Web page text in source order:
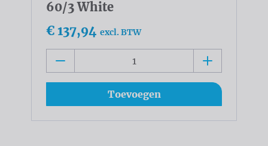
60/3 White
€ 137,94 excl. BTW
Toevoegen